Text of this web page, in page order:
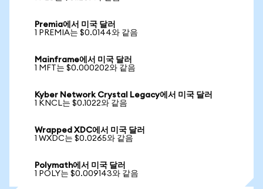
Premia에서 미국 달러
1 PREMIA는 $0.0144와 같음
Mainframe에서 미국 달러
1 MFT는 $0.000202와 같음
Kyber Network Crystal Legacy에서 미국 달러
1 KNCL는 $0.1022와 같음
Wrapped XDC에서 미국 달러
1 WXDC는 $0.0265와 같음
Polymath에서 미국 달러
1 POLY는 $0.009143와 같음